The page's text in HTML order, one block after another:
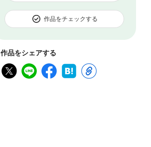
作品をチェックする
作品をシェアする